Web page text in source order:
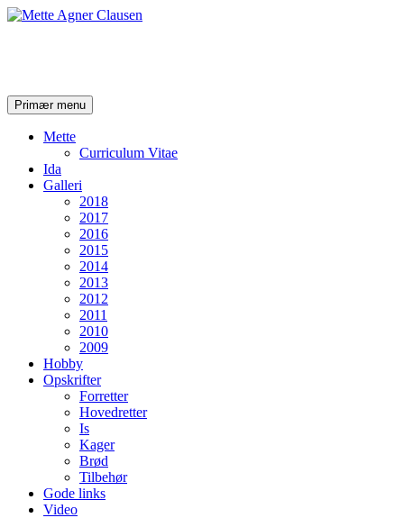
SøgPrimær menu Hop
til
Mette
Curriculum Vitae
Ida
Galleri
2018
2017
2016
2015
2014
2013
2012
2011
2010
2009
Hobby
Opskrifter
Forretter
Hovedretter
Is
Kager
Brød
Tilbehør
Gode links
Video